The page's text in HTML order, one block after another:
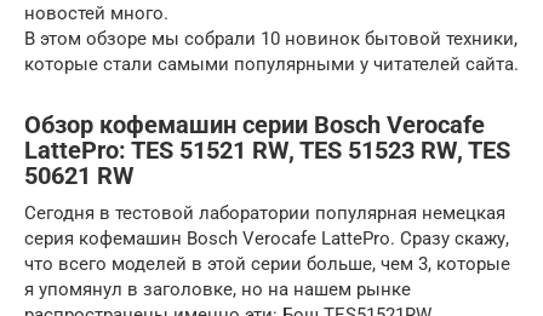
новостей много.
В этом обзоре мы собрали 10 новинок бытовой техники,
которые стали самыми популярными у читателей сайта.
Обзор кофемашин серии Bosch Verocafe
LattePro: TES 51521 RW, TES 51523 RW, TES
50621 RW
Сегодня в тестовой лаборатории популярная немецкая
серия кофемашин Bosch Verocafe LattePro. Сразу скажу,
что всего моделей в этой серии больше, чем 3, которые
я упомянул в заголовке, но на нашем рынке